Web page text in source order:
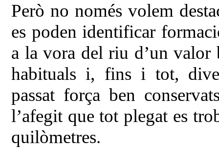
Però no només volem
es poden identificar
a la vora del riu d’un
habituals i, fins i tot,
passat força ben
l’afegit que tot plegat es
quilòmetres.